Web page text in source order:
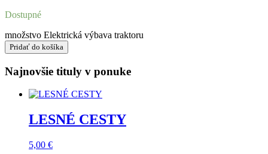
Dostupné
množstvo Elektrická výbava traktoru
Pridať do košíka
Najnovšie tituly v ponuke
LESNÉ CESTY
5,00 €